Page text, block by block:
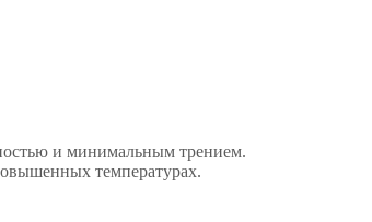
и минимальным трением.
температурах.